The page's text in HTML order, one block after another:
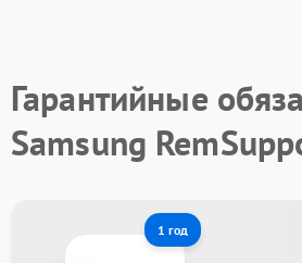
Гарантийные
Samsung
1 год